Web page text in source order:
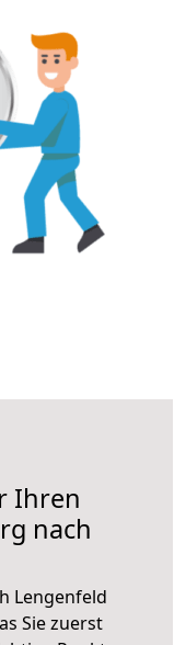
Ihren
nach
Lengenfeld
Sie zuerst